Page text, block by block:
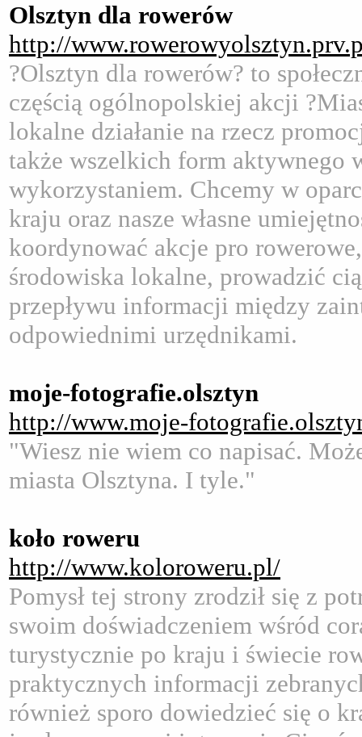
Olsztyn dla rowerów
http://
?Olsztyn dla rowerów? to
częścią ogólnopolskiej akcji
lokalne działanie na rzecz
także wszelkich form aktywnego
wykorzystaniem. Chcemy w
kraju oraz nasze własne
koordynować akcje pro
środowiska lokalne, prowadzić
przepływu informacji między
odpowiednimi urzędnikami.
moje-fotografie.olsztyn
http://www.moje-
"Wiesz nie wiem co napisać.
miasta Olsztyna. I tyle."
koło roweru
http://www.koloroweru.pl/
Pomysł tej strony zrodził się z
swoim doświadczeniem wśród
turystycznie po kraju i świecie
praktycznych informacji
również sporo dowiedzieć się o